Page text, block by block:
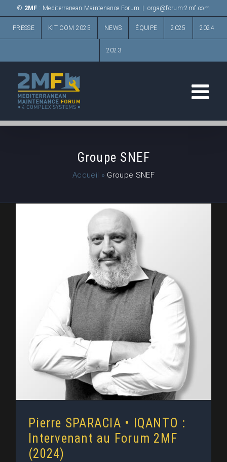
Passer
contenu
© 2MF : Mediterranean Maintenance Forum orga@forum-2mf.com
PRESSE KIT COM 2025 NEWS ÉQUIPE 2025 2024
2023
Groupe SNEF
Accueil » Groupe SNEF
Pierre SPARACIA • IQANTO :
Intervenant au Forum 2MF (2024)
Pierre SPARACIA • IQANTO :
Intervenant au Forum 2MF
(2024)